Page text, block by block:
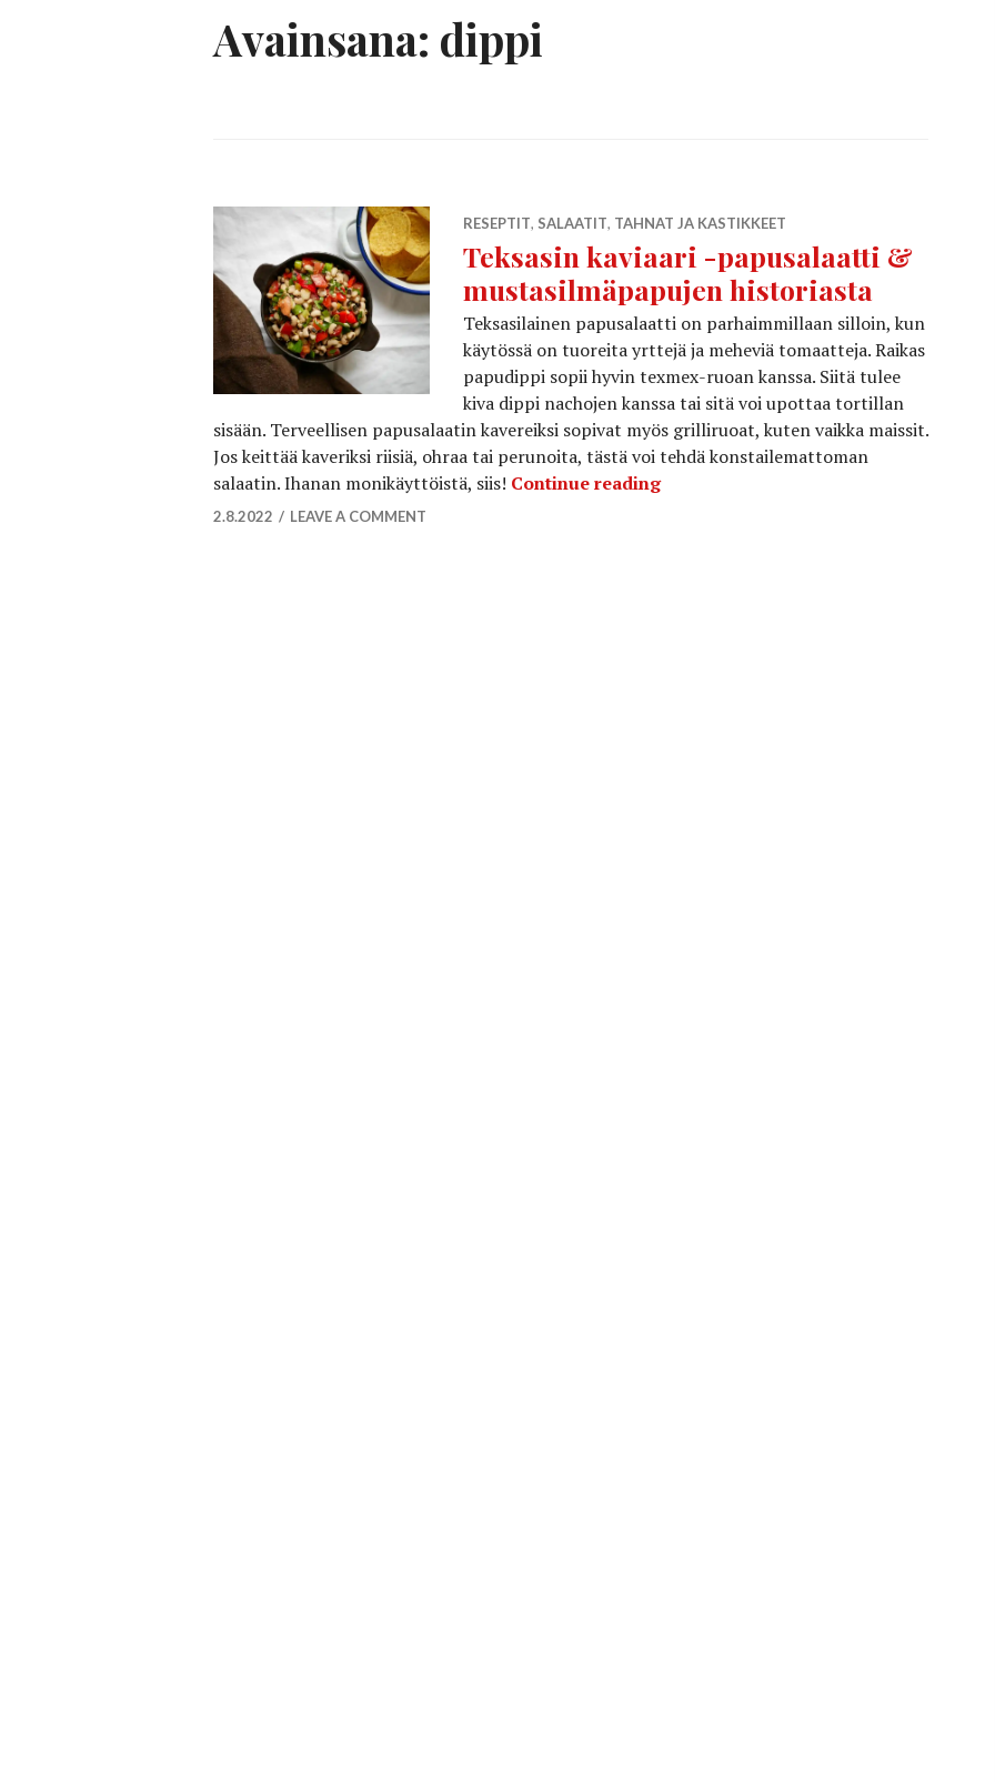
Avainsana: dippi
RESEPTIT, SALAATIT, TAHNAT JA KASTIKKEET
Teksasin kaviaari -papusalaatti &
mustasilmäpapujen historiasta
Teksasilainen papusalaatti on parhaimmillaan silloin, kun
käytössä on tuoreita yrttejä ja meheviä tomaatteja. Raikas
papudippi sopii hyvin texmex-ruoan kanssa. Siitä tulee
kiva dippi nachojen kanssa tai sitä voi upottaa tortillan
sisään. Terveellisen papusalaatin kavereiksi sopivat myös grilliruoat, kuten vaikka maissit.
Jos keittää kaveriksi riisiä, ohraa tai perunoita, tästä voi tehdä konstailemattoman
salaatin. Ihanan monikäyttöistä, siis! Continue readingTeksasin kaviaari -papusalaatti &
2.8.2022 LEAVE A COMMENT